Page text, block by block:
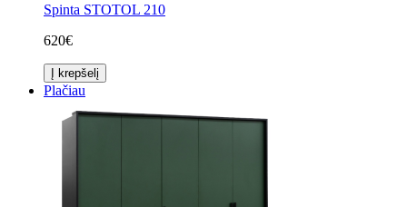
Spinta STOTOL 210
620€
Į krepšelį
Plačiau